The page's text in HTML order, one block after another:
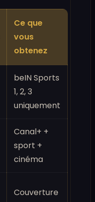
Ce que
vous
obtenez
beIN Sports
1, 2, 3
uniquement
Canal+ +
sport +
cinéma
Couverture